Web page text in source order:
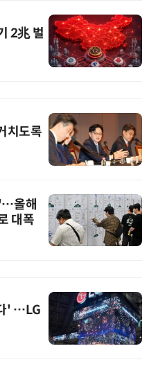
2兆 벌
치도록
올해
대폭
' …LG